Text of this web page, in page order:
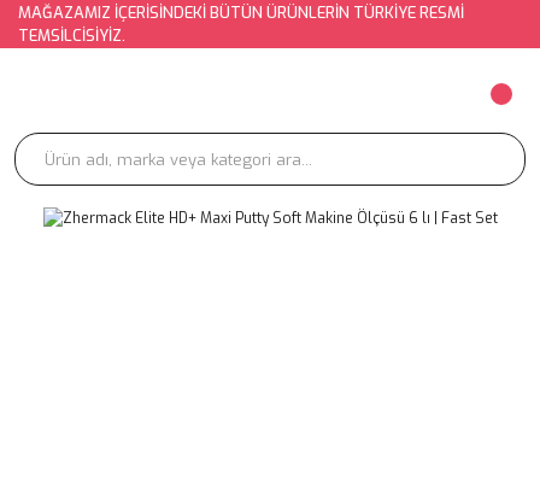
MAĞAZAMIZ İÇERİSİNDEKİ BÜTÜN ÜRÜNLERİN TÜRKİYE RESMİ
TEMSİLCİSİYİZ.